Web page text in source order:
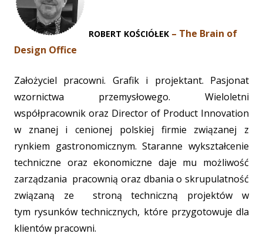
ROBERT KOŚCIÓŁEK – The Brain of
Design Office
Założyciel pracowni. Grafik i projektant. Pasjonat
wzornictwa przemysłowego. Wieloletni
współpracownik oraz Director of Product Innovation
w znanej i cenionej polskiej firmie związanej z
rynkiem gastronomicznym. Staranne wykształcenie
techniczne oraz ekonomiczne daje mu możliwość
zarządzania pracownią oraz dbania o skrupulatność
związaną ze stroną techniczną projektów w
tym rysunków technicznych, które przygotowuje dla
klientów pracowni.